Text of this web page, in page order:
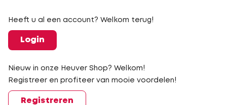
Heeft u al een account? Welkom terug!
Login
Nieuw in onze Heuver Shop? Welkom!
Registreer en profiteer van mooie voordelen!
Registreren